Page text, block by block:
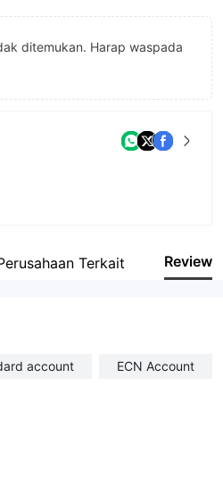
ditemukan. Harap waspada
Terkait Review
account ECN Account